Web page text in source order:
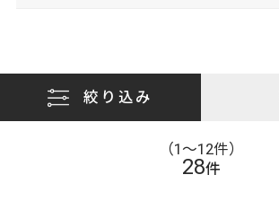
絞り込み
（1〜12件）
28件